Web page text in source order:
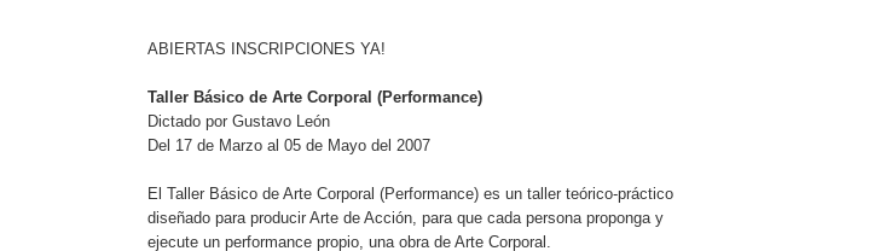
ABIERTAS INSCRIPCIONES YA!
Taller Básico de Arte Corporal (Performance)
Dictado por Gustavo León
Del 17 de Marzo al 05 de Mayo del 2007
El Taller Básico de Arte Corporal (Performance) es un taller teórico-práctico
diseñado para producir Arte de Acción, para que cada persona proponga y
ejecute un performance propio, una obra de Arte Corporal.